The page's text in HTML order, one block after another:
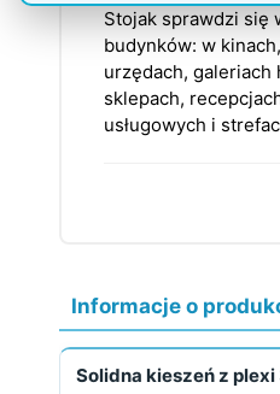
Stojak sprawdzi się
budynków: w
urzędach, galeriach
sklepach,
usługowych i
Informacje o
Solidna kieszeń z plexi